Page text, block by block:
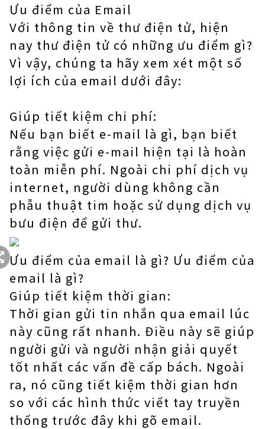
Ưu điểm của Email
Với thông tin về thư điện tử, hiện
nay thư điện tử có những ưu điểm gì?
Vì vậy, chúng ta hãy xem xét một số
lợi ích của email dưới đây:
Giúp tiết kiệm chi phí:
Nếu bạn biết e-mail là gì, bạn biết
rằng việc gửi e-mail hiện tại là hoàn
toàn miễn phí. Ngoài chi phí dịch vụ
internet, người dùng không cần
phẫu thuật tim hoặc sử dụng dịch vụ
bưu điện để gửi thư.
Ưu điểm của email là gì? Ưu điểm của
email là gì?
Giúp tiết kiệm thời gian:
Thời gian gửi tin nhắn qua email lúc
này cũng rất nhanh. Điều này sẽ giúp
người gửi và người nhận giải quyết
tốt nhất các vấn đề cấp bách. Ngoài
ra, nó cũng tiết kiệm thời gian hơn
so với các hình thức viết tay truyền
thống trước đây khi gõ email.